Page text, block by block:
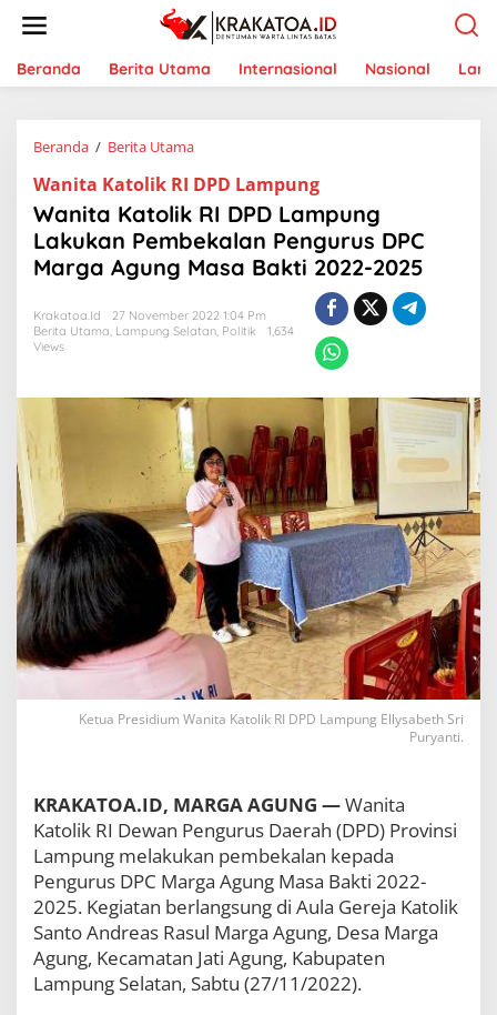
t
Beranda Berita Utama Internasional Nasional
Beranda / Berita Utama
n
a
K
t
o
R
D
P
D
L
a
p
u
n
g
L
k
u
k
e
m
e
k
a
l
a
n
P
Wanita Katolik RI DPD Lampung
Wanita Katolik RI DPD Lampung
Lakukan Pembekalan Pengurus DPC
Marga Agung Masa Bakti 2022-2025
Krakatoa.id
27 November 2022 1:04 Pm
Berita Utama, Lampung Selatan, Politik
1,634
Views
Ketua Presidium Wanita Katolik RI DPD Lampung Ellysabeth Sri
Puryanti.
KRAKATOA.ID, MARGA AGUNG —Wanita
Katolik RI Dewan Pengurus Daerah (DPD) Provinsi
Lampung melakukan pembekalan kepada
Pengurus DPC Marga Agung Masa Bakti 2022-
2025. Kegiatan berlangsung di Aula Gereja Katolik
Santo Andreas Rasul Marga Agung, Desa Marga
Agung, Kecamatan Jati Agung, Kabupaten
Lampung Selatan, Sabtu (27/11/2022).